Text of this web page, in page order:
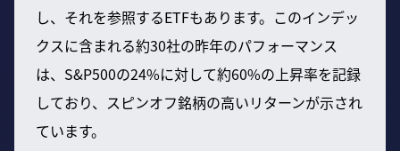
し、それを参照するETFもあります。このインデッ
クスに含まれる約30社の昨年のパフォーマンス
は、S&P500の24%に対して約60%の上昇率を記録
しており、スピンオフ銘柄の高いリターンが示され
ています。